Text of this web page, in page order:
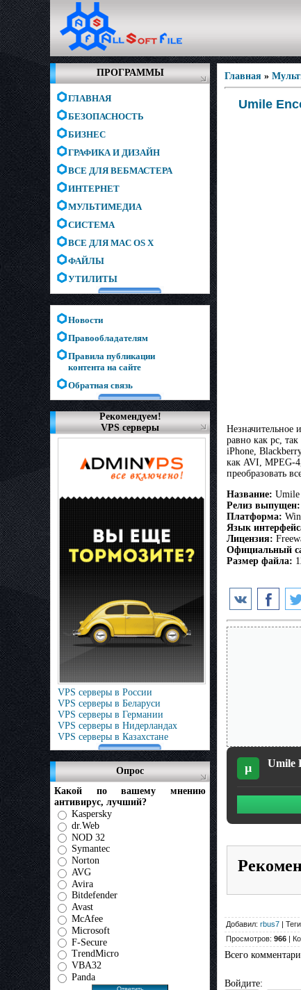
ПРОГРАММЫ
ГЛАВНАЯ
БЕЗОПАСНОСТЬ
БИЗНЕС
ГРАФИКА И ДИЗАЙН
ВСЕ ДЛЯ ВЕБМАСТЕРА
ИНТЕРНЕТ
МУЛЬТИМЕДИА
СИСТЕМА
ВСЕ ДЛЯ MAC OS X
ФАЙЛЫ
УТИЛИТЫ
Новости
Правообладателям
Правила публикации
контента на сайте
Обратная связь
Рекомендуем!
VPS серверы
VPS серверы в России
VPS серверы в Беларуси
VPS серверы в Германии
VPS серверы в Нидерландах
VPS серверы в Казахстане
Опрос
Какой по вашему мнению
антивирус, лучший?
Kaspersky
dr.Web
NOD 32
Symantec
Norton
AVG
Avira
Bitdefender
Avast
McAfee
Microsoft
F-Secure
TrendMicro
VBA32
Panda
Главная »
Umile
Незначительное
равно как pc,
iPhone,
как AVI, MPEG-
преобразовать
Название: Umile
Релиз выпущен:
Платформа:
Язык
Лицензия:
Официальный
Размер файла:
µ Umile
Добавил: rbus7 |
Просмотров: 966 |
Всего
Войдите: